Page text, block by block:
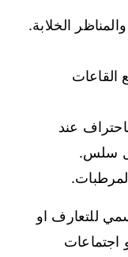
الخلابة.
القاعات
عند
سلس.
للتعارف او